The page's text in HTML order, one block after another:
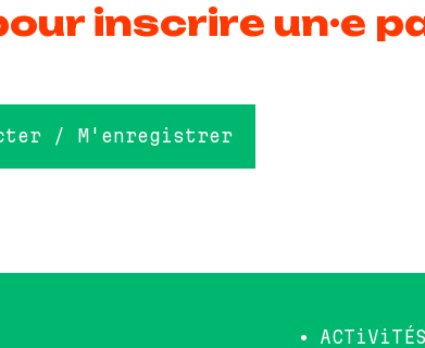
inscrire un·e
/ M'enregistrer
ACTiViTÉS